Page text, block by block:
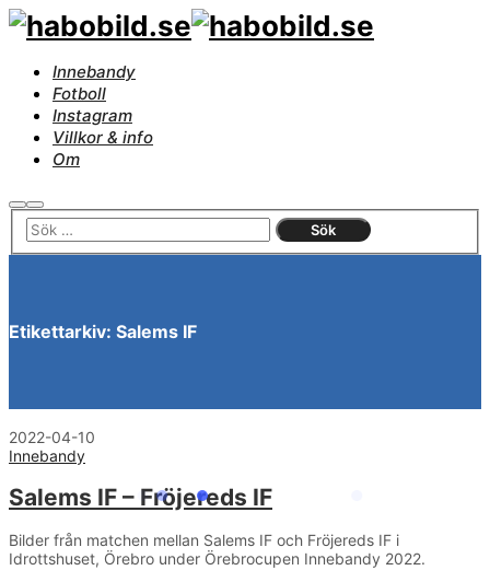
Innebandy
Fotboll
Instagram
Villkor & info
Om
SökHuvudmeny
Etikettarkiv: Salems IF
2022-04-10
Innebandy
Salems IF – Fröjereds IF
Bilder från matchen mellan Salems IF och Fröjereds IF i
Idrottshuset, Örebro under Örebrocupen Innebandy 2022.